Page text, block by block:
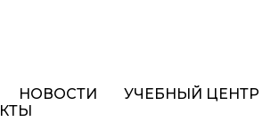
НОВОСТИ
УЧЕБНЫЙ ЦЕНТР